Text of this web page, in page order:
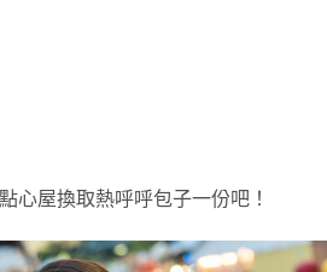
心屋換取熱呼呼包子一份吧！